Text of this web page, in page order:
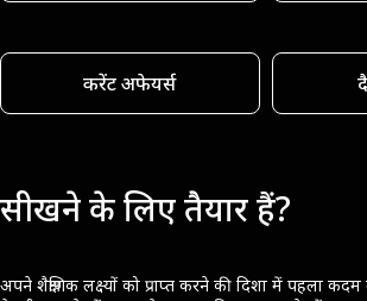
करेंट अफेयर्स
सीखने के लिए तैयार हैं?
अपने शैक्षणिक लक्ष्यों को प्राप्त करने की दिशा में पहला कदम